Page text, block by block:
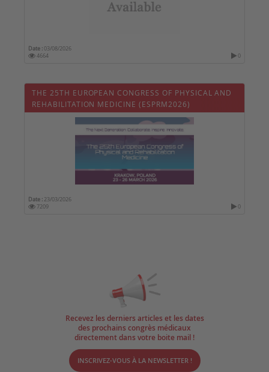
Date :03/08/2026
4664
0
THE 25TH EUROPEAN CONGRESS OF PHYSICAL AND
REHABILITATION MEDICINE (ESPRM2026)
Date : 23/03/2026
7209
0
Recevez les derniers articles et les dates
des prochains congrès médicaux
directement dans votre boite mail !
INSCRIVEZ-VOUS À LA NEWSLETTER !